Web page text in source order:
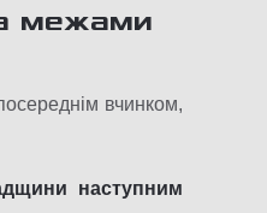
межами
вчинком,
наступним